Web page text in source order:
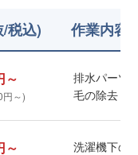
税込) 作業内容
～
円～)
排水パーツ
毛の除去
～
洗濯機下の